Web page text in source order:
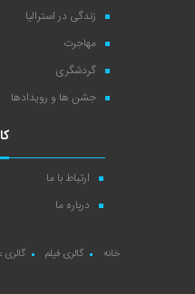
زندگی در استرالیا
مهاجرت
گردشگری
جشن ها و رویدادها
ارتباط با ما
درباره ما
خانه گالری فیلم